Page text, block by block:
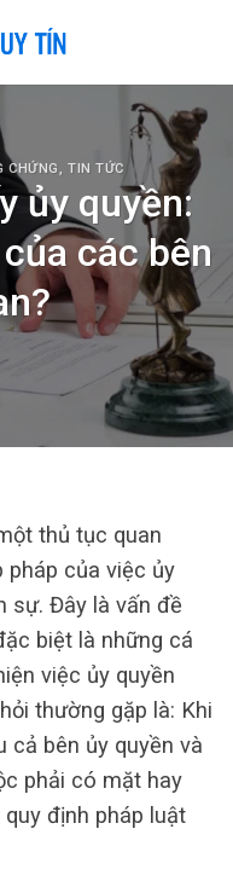
CHỨNG,TIN TỨC
ủy quyền:
các bên
thủ tục quan
pháp của việc ủy
sự. Đây là vấn đề
biệt là những cá
việc ủy quyền
thường gặp là: Khi
cả bên ủy quyền và
phải có mặt hay
định pháp luật